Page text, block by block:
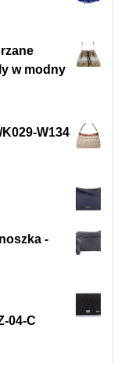
w modny
W134
-
04-C